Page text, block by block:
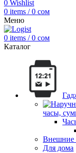
0 Wishlist
0 items / 0 сом
Меню
0 items / 0 сом
Каталог
часы,
Внешние
Для дома